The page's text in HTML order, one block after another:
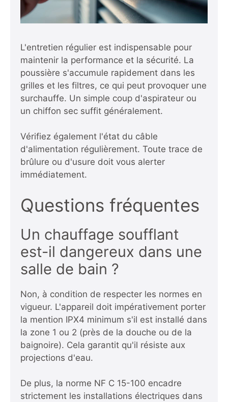
L'entretien régulier est indispensable pour
maintenir la performance et la sécurité. La
poussière s'accumule rapidement dans les
grilles et les filtres, ce qui peut provoquer une
surchauffe. Un simple coup d'aspirateur ou
un chiffon sec suffit généralement.
Vérifiez également l'état du câble
d'alimentation régulièrement. Toute trace de
brûlure ou d'usure doit vous alerter
immédiatement.
Questions fréquentes
Un chauffage soufflant
est-il dangereux dans une
salle de bain ?
Non, à condition de respecter les normes en
vigueur. L'appareil doit impérativement porter
la mention IPX4 minimum s'il est installé dans
la zone 1 ou 2 (près de la douche ou de la
baignoire). Cela garantit qu'il résiste aux
projections d'eau.
De plus, la norme NF C 15-100 encadre
strictement les installations électriques dans